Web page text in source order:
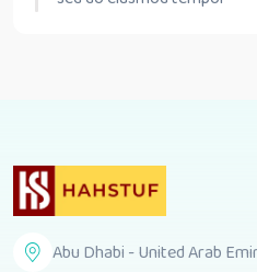
Abu Dhabi - United Arab